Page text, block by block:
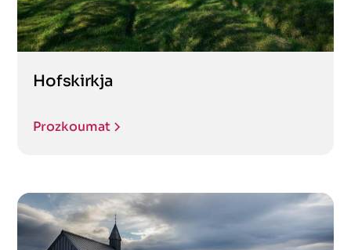
Hofskirkja
Prozkoumat